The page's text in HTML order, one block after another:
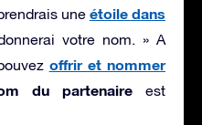
une étoile dans
votre nom. » A
offrir et nommer
du partenaireest